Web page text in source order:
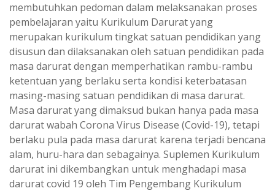
membutuhkan pedoman dalam melaksanakan proses
pembelajaran yaitu Kurikulum Darurat yang
merupakan kurikulum tingkat satuan pendidikan yang
disusun dan dilaksanakan oleh satuan pendidikan pada
masa darurat dengan memperhatikan rambu-rambu
ketentuan yang berlaku serta kondisi keterbatasan
masing-masing satuan pendidikan di masa darurat.
Masa darurat yang dimaksud bukan hanya pada masa
darurat wabah Corona Virus Disease (Covid-19), tetapi
berlaku pula pada masa darurat karena terjadi bencana
alam, huru-hara dan sebagainya. Suplemen Kurikulum
darurat ini dikembangkan untuk menghadapi masa
darurat covid 19 oleh Tim Pengembang Kurikulum